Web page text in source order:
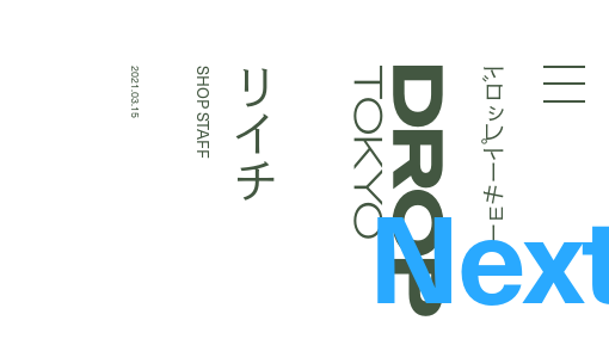
Droptokyo ドロップトーキョー
リイチ
SHOP STAFF
2021.03.15